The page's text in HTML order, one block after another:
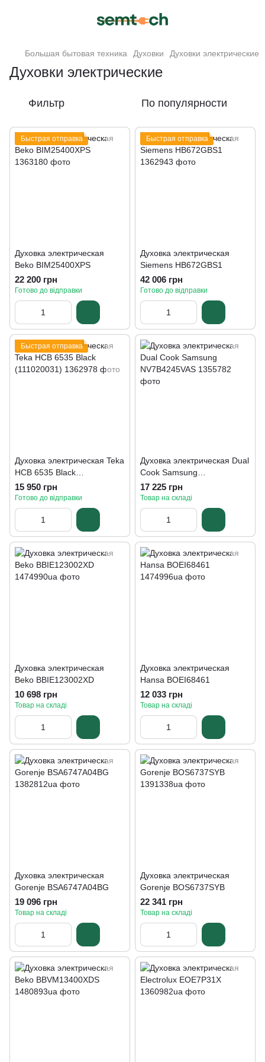
Большая бытовая техника Духовки Духовки электрические
Духовки электрические
Фильтр По популярности
Быстрая отправка
Духовка электрическая
Beko BIM25400XPS
22 200 грн
Готово до відправки
Быстрая отправка
Духовка электрическая
Siemens HB672GBS1
42 006 грн
Готово до відправки
Быстрая отправка
Духовка электрическая Teka
HCB 6535 Black
(111020031)
15 950 грн
Готово до відправки
Духовка электрическая Dual
Cook Samsung
NV7B4245VAS
17 225 грн
Товар на складі
Духовка электрическая
Beko BBIE123002XD
10 698 грн
Товар на складі
Духовка электрическая
Hansa BOEI68461
12 033 грн
Товар на складі
Духовка электрическая
Gorenje BSA6747A04BG
19 096 грн
Товар на складі
Духовка электрическая
Gorenje BOS6737SYB
22 341 грн
Товар на складі